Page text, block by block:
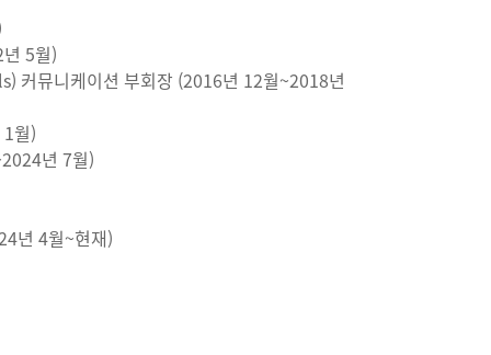
5월)
뮤니케이션 부회장 (2016년 12월~2018년
월)
년 7월)
년 4월~현재)